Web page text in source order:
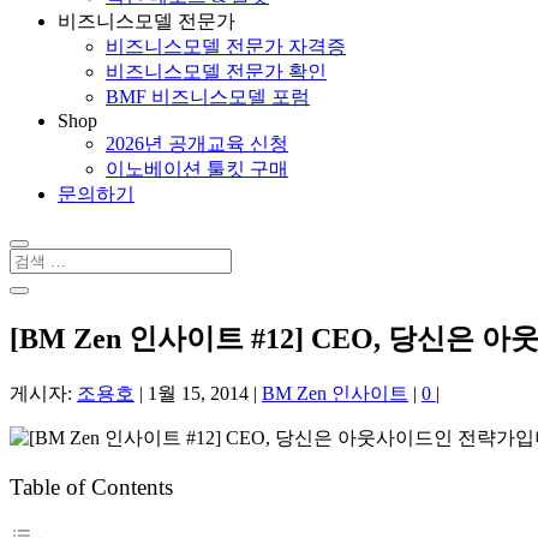
비즈니스모델 전문가
비즈니스모델 전문가 자격증
비즈니스모델 전문가 확인
BMF 비즈니스모델 포럼
Shop
2026년 공개교육 신청
이노베이션 툴킷 구매
문의하기
홈
비즈니스모델 젠 소개
비즈니스모델 젠의 철학적 배경
비즈니스 모델 젠 (Business Model Zen 접근
비즈니스모델 젠 Philosophy Book
People
워크샵/교육과정